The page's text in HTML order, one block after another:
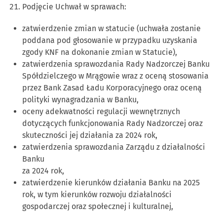
Podjęcie Uchwał w sprawach:
zatwierdzenie zmian w statucie (uchwała zostanie
poddana pod głosowanie w przypadku uzyskania
zgody KNF na dokonanie zmian w Statucie),
zatwierdzenia sprawozdania Rady Nadzorczej Banku
Spółdzielczego w Mrągowie wraz z oceną stosowania
przez Bank Zasad Ładu Korporacyjnego oraz oceną
polityki wynagradzania w Banku,
oceny adekwatności regulacji wewnętrznych
dotyczących funkcjonowania Rady Nadzorczej oraz
skuteczności jej działania za 2024 rok,
zatwierdzenia sprawozdania Zarządu z działalności
Banku
za 2024 rok,
zatwierdzenie kierunków działania Banku na 2025
rok, w tym kierunków rozwoju działalności
gospodarczej oraz społecznej i kulturalnej,